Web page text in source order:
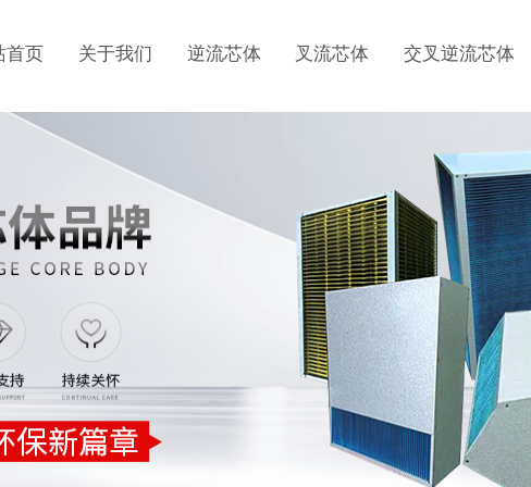
首页 关于我们 逆流芯体 叉流芯体 交叉逆流芯体